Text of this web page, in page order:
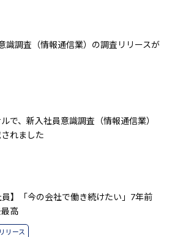
識調査（情報通信業）の調査リリースが
で、新入社員意識調査（情報通信業）
れました
員】「今の会社で働き続けたい」7年前
高
リース